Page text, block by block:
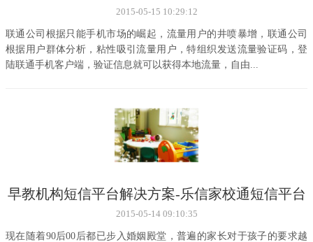
2015-05-15 10:29:12
联通公司根据只能手机市场的崛起，流量用户的井喷暴增，联通公司
根据用户群体分析，粘性吸引流量用户，特组织发送流量验证码，登
陆联通手机客户端，验证信息就可以获得本地流量，自由...
早教机构短信平台解决方案-乐信家校通短信平台
2015-05-14 09:10:35
现在随着90后00后都已步入婚姻殿堂，普遍的家长对于孩子的要求越